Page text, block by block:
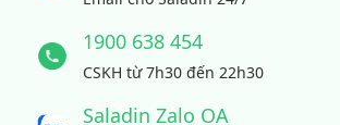
1900 638 454
CSKH từ 7h30 đến 22h30
Saladin Zalo OA